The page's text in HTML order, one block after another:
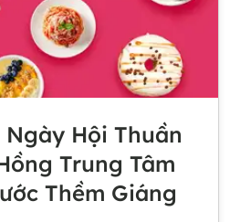
Ngày Hội Thuần
Trung Tâm
Thềm Giáng